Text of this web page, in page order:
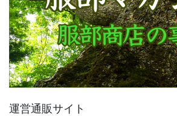
運営通販サイト